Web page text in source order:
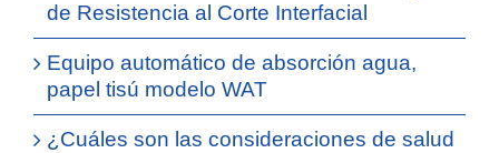
de Resistencia al Corte Interfacial
Equipo automático de absorción agua,
papel tisú modelo WAT
¿Cuáles son las consideraciones de salud